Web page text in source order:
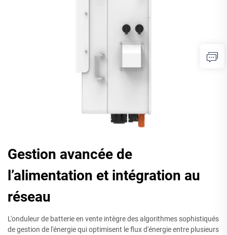
Gestion avancée de
l’alimentation et intégration au
réseau
L'onduleur de batterie en vente intègre des algorithmes sophistiqués
de gestion de l'énergie qui optimisent le flux d'énergie entre plusieurs